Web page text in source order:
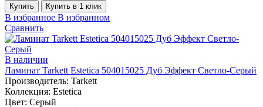
Купить Купить в 1 клик
В избранное В избранном
Сравнить
В наличии
Ламинат Tarkett Estetica 504015025 Дуб Эффект Светло-Серый
Производитель: Tarkett
Коллекция: Estetica
Цвет: Серый